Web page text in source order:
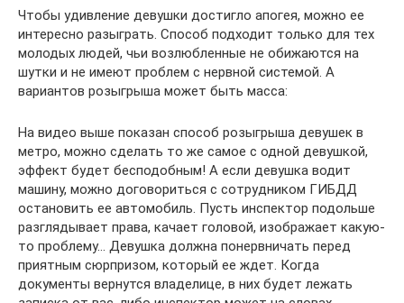
Чтобы удивление девушки достигло апогея, можно ее
интересно разыграть. Способ подходит только для тех
молодых людей, чьи возлюбленные не обижаются на
шутки и не имеют проблем с нервной системой. А
вариантов розыгрыша может быть масса:
На видео выше показан способ розыгрыша девушек в
метро, можно сделать то же самое с одной девушкой,
эффект будет бесподобным! А если девушка водит
машину, можно договориться с сотрудником ГИБДД
остановить ее автомобиль. Пусть инспектор подольше
разглядывает права, качает головой, изображает какую-
то проблему… Девушка должна понервничать перед
приятным сюрпризом, который ее ждет. Когда
документы вернутся владелице, в них будет лежать